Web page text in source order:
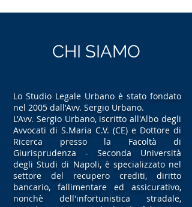
CHI SIAMO
Lo Studio Legale Urbano è stato fondato
nel 2005 dall'Avv. Sergio Urbano.
L'Avv. Sergio Urbano, iscritto all'Albo degli
Avvocati di S.Maria C.V. (CE) e Dottore di
Ricerca presso la Facoltà di
Giurisprudenza - Seconda Università
degli Studi di Napoli, è specializzato nel
settore del recupero crediti, diritto
bancario, fallimentare ed assicurativo,
nonchè dell'infortunistica stradale,